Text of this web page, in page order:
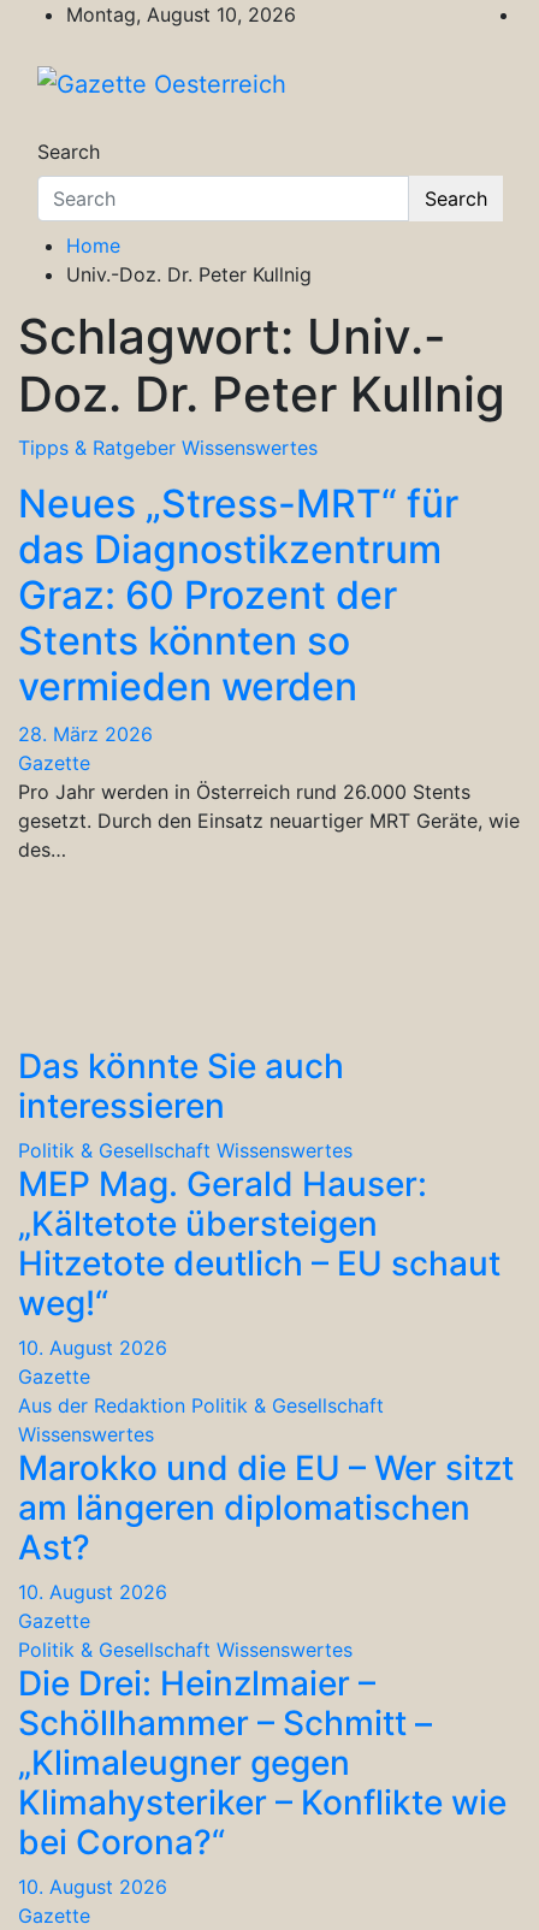
content
Montag, August 10, 2026
Search
Search
Home
Univ.-Doz. Dr. Peter Kullnig
Schlagwort: Univ.-
Doz. Dr. Peter Kullnig
Tipps & Ratgeber Wissenswertes
Neues „Stress-MRT“ für
das Diagnostikzentrum
Graz: 60 Prozent der
Stents könnten so
vermieden werden
28. März 2026
Gazette
Pro Jahr werden in Österreich rund 26.000 Stents
gesetzt. Durch den Einsatz neuartiger MRT Geräte, wie
des…
Das könnte Sie auch
interessieren
Politik & Gesellschaft Wissenswertes
MEP Mag. Gerald Hauser:
„Kältetote übersteigen
Hitzetote deutlich – EU schaut
weg!“
10. August 2026
Gazette
Aus der Redaktion Politik & Gesellschaft
Wissenswertes
Marokko und die EU – Wer sitzt
am längeren diplomatischen
Ast?
10. August 2026
Gazette
Politik & Gesellschaft Wissenswertes
Die Drei: Heinzlmaier –
Schöllhammer – Schmitt –
„Klimaleugner gegen
Klimahysteriker – Konflikte wie
bei Corona?“
10. August 2026
Gazette